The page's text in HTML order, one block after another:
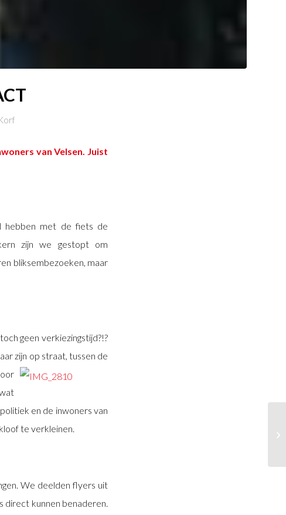
van Velsen. Juist
hebben met de fiets de
zijn we gestopt om
bliksembezoeken, maar
geen verkiezingstijd?!?
zijn op straat, tussen de
en de inwoners van
te verkleinen.
We deelden flyers uit
direct kunnen benaderen.